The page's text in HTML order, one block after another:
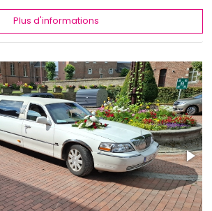
Plus d'informations